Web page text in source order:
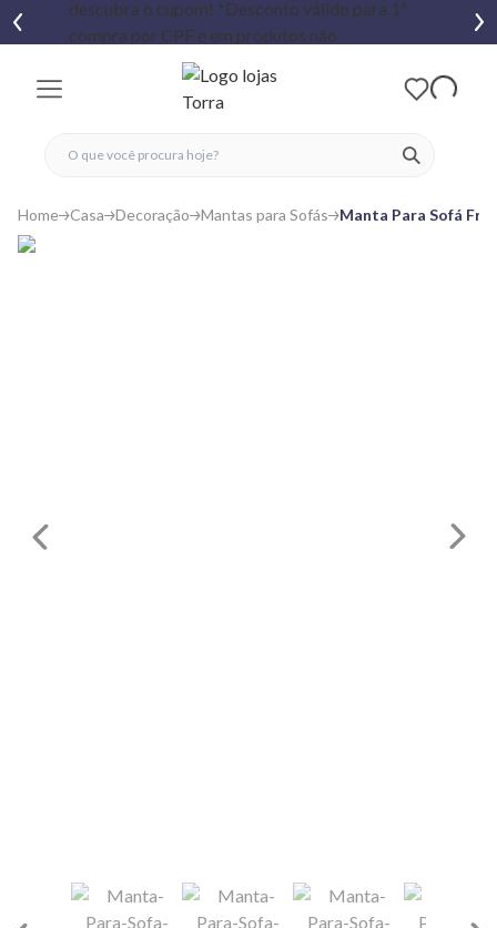
ver
fechar menu
fechar menu
favoritos
Home Casa Decoração Mantas para Sofás Manta Para Sofá